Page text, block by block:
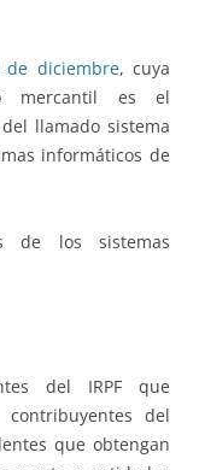
de diciembre, cuya
mercantil es el
llamado sistema
informáticos de
de los sistemas
del IRPF que
contribuyentes del
que obtengan